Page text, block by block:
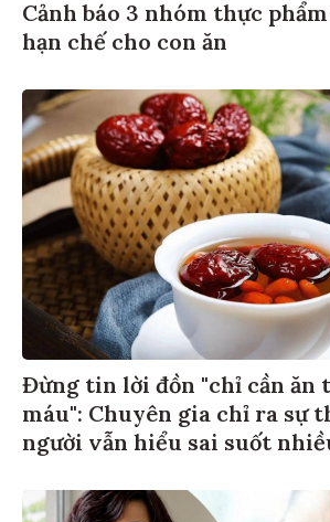
Cảnh báo 3 nhóm thực
hạn chế cho con ăn
Đừng tin lời đồn "chỉ cần ăn
máu": Chuyên gia chỉ ra sự
người vẫn hiểu sai suốt